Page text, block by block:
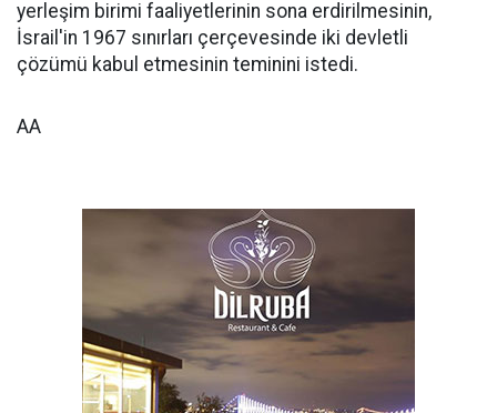
yerleşim birimi faaliyetlerinin sona erdirilmesinin,
İsrail'in 1967 sınırları çerçevesinde iki devletli
çözümü kabul etmesinin teminini istedi.
AA